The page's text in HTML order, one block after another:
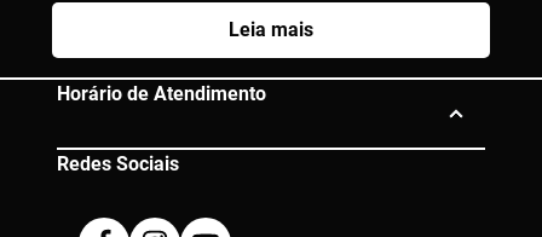
Leia mais
Horário de Atendimento
Redes Sociais